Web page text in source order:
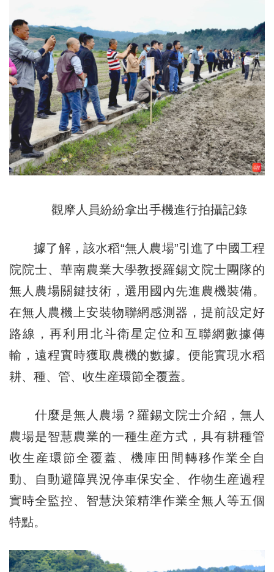
觀摩人員紛紛拿出手機進行拍攝記錄
據了解，該水稻“無人農場”引進了中國工程
院院士、華南農業大學教授羅錫文院士團隊的
無人農場關鍵技術，選用國內先進農機裝備。
在無人農機上安裝物聯網感測器，提前設定好
路線，再利用北斗衛星定位和互聯網數據傳
輸，遠程實時獲取農機的數據。便能實現水稻
耕、種、管、收生産環節全覆蓋。
什麼是無人農場？羅錫文院士介紹，無人
農場是智慧農業的一種生産方式，具有耕種管
收生産環節全覆蓋、機庫田間轉移作業全自
動、自動避障異況停車保安全、作物生産過程
實時全監控、智慧決策精準作業全無人等五個
特點。